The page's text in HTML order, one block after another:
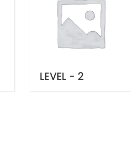
LEVEL - 2